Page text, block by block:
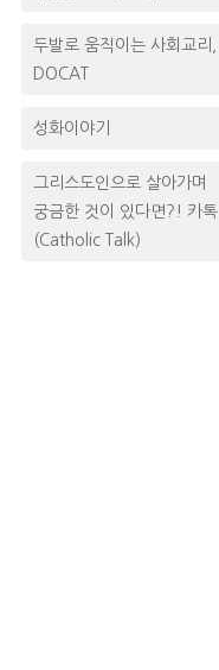
두발로 움직이는 사회교리,
DOCAT
성화이야기
그리스도인으로 살아가며
궁금한 것이 있다면?! 카톡
(Catholic Talk)